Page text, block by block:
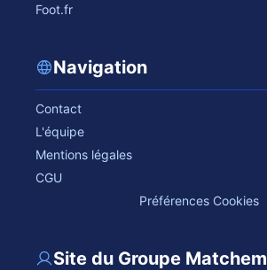
Foot.fr
Navigation
Contact
L'équipe
Mentions légales
CGU
Préférences Cookies
Site du Groupe Matchem